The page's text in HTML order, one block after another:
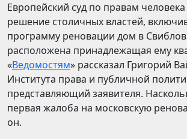
Европейский суд по правам
решение столичных властей,
программу реновации дом в
расположена принадлежащая ему
«Ведомостям» рассказал Григорий
Института права и публичной
представляющий заявителя.
первая жалоба на московскую
он.